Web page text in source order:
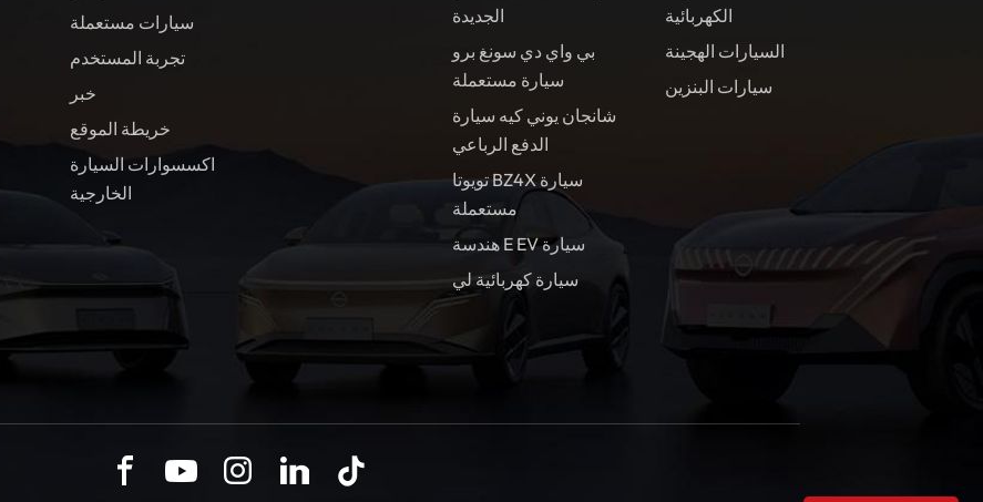
سيارات مستعملة
تجربة المستخدم
خبر
خريطة الموقع
اكسسوارات السيارة
الخارجية
الجديدة
بي واي دي سونغ برو
سيارة مستعملة
شانجان يوني كيه سيارة
الدفع الرباعي
تويوتا BZ4X سيارة
مستعملة
هندسة E EV سيارة
سيارة كهربائية لي
الكهربائية
السيارات الهجينة
سيارات البنزين